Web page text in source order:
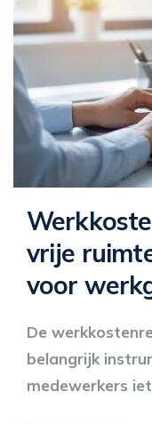
vrije
voor
De
belangrijk
medewerkers